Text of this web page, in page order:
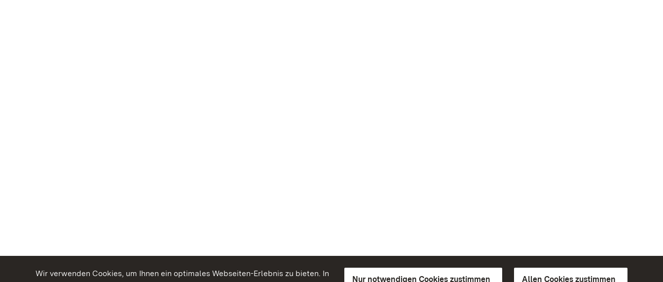
Wir verwenden Cookies, um Ihnen ein optimales Webseiten-Erlebnis zu bieten. In
Nur notwendigen Cookies zustimmen Allen Cookies zustimmen